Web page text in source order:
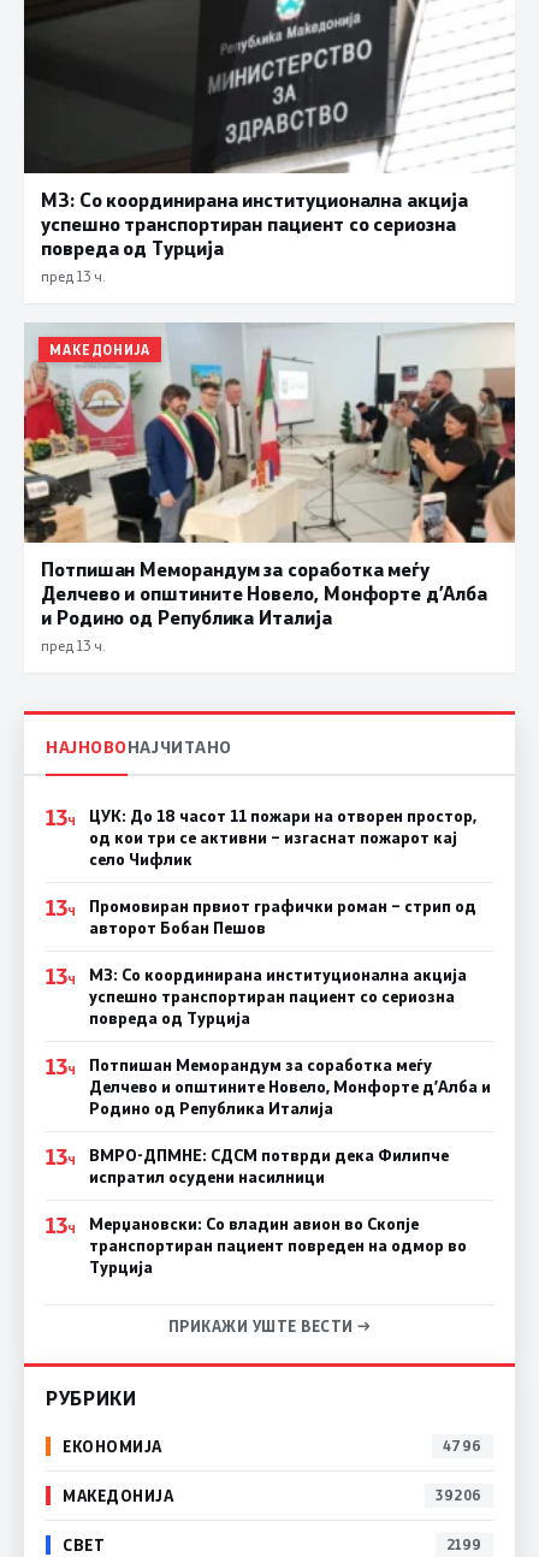
МЗ: Со координирана институционална акција
успешно транспортиран пациент со сериозна
повреда од Турција
пред 13 ч.
МАКЕДОНИЈА
Потпишан Меморандум за соработка меѓу
Делчево и општините Новело, Монфорте д’Алба
и Родино од Република Италија
пред 13 ч.
НАЈНОВОНАЈЧИТАНО
13Ч
ЦУК: До 18 часот 11 пожари на отворен простор,
од кои три се активни – изгаснат пожарот кај
село Чифлик
13Ч
Промовиран првиот графички роман – стрип од
авторот Бобан Пешов
13Ч
МЗ: Со координирана институционална акција
успешно транспортиран пациент со сериозна
повреда од Турција
13Ч
Потпишан Меморандум за соработка меѓу
Делчево и општините Новело, Монфорте д’Алба и
Родино од Република Италија
13Ч
ВМРО-ДПМНЕ: СДСM потврди дека Филипче
испратил осудени насилници
13Ч
Мерџановски: Со владин авион во Скопје
транспортиран пациент повреден на одмор во
Турција
ПРИКАЖИ УШТЕ ВЕСТИ →
РУБРИКИ
ЕКОНОМИЈА 4796
МАКЕДОНИЈА 39206
СВЕТ 2199